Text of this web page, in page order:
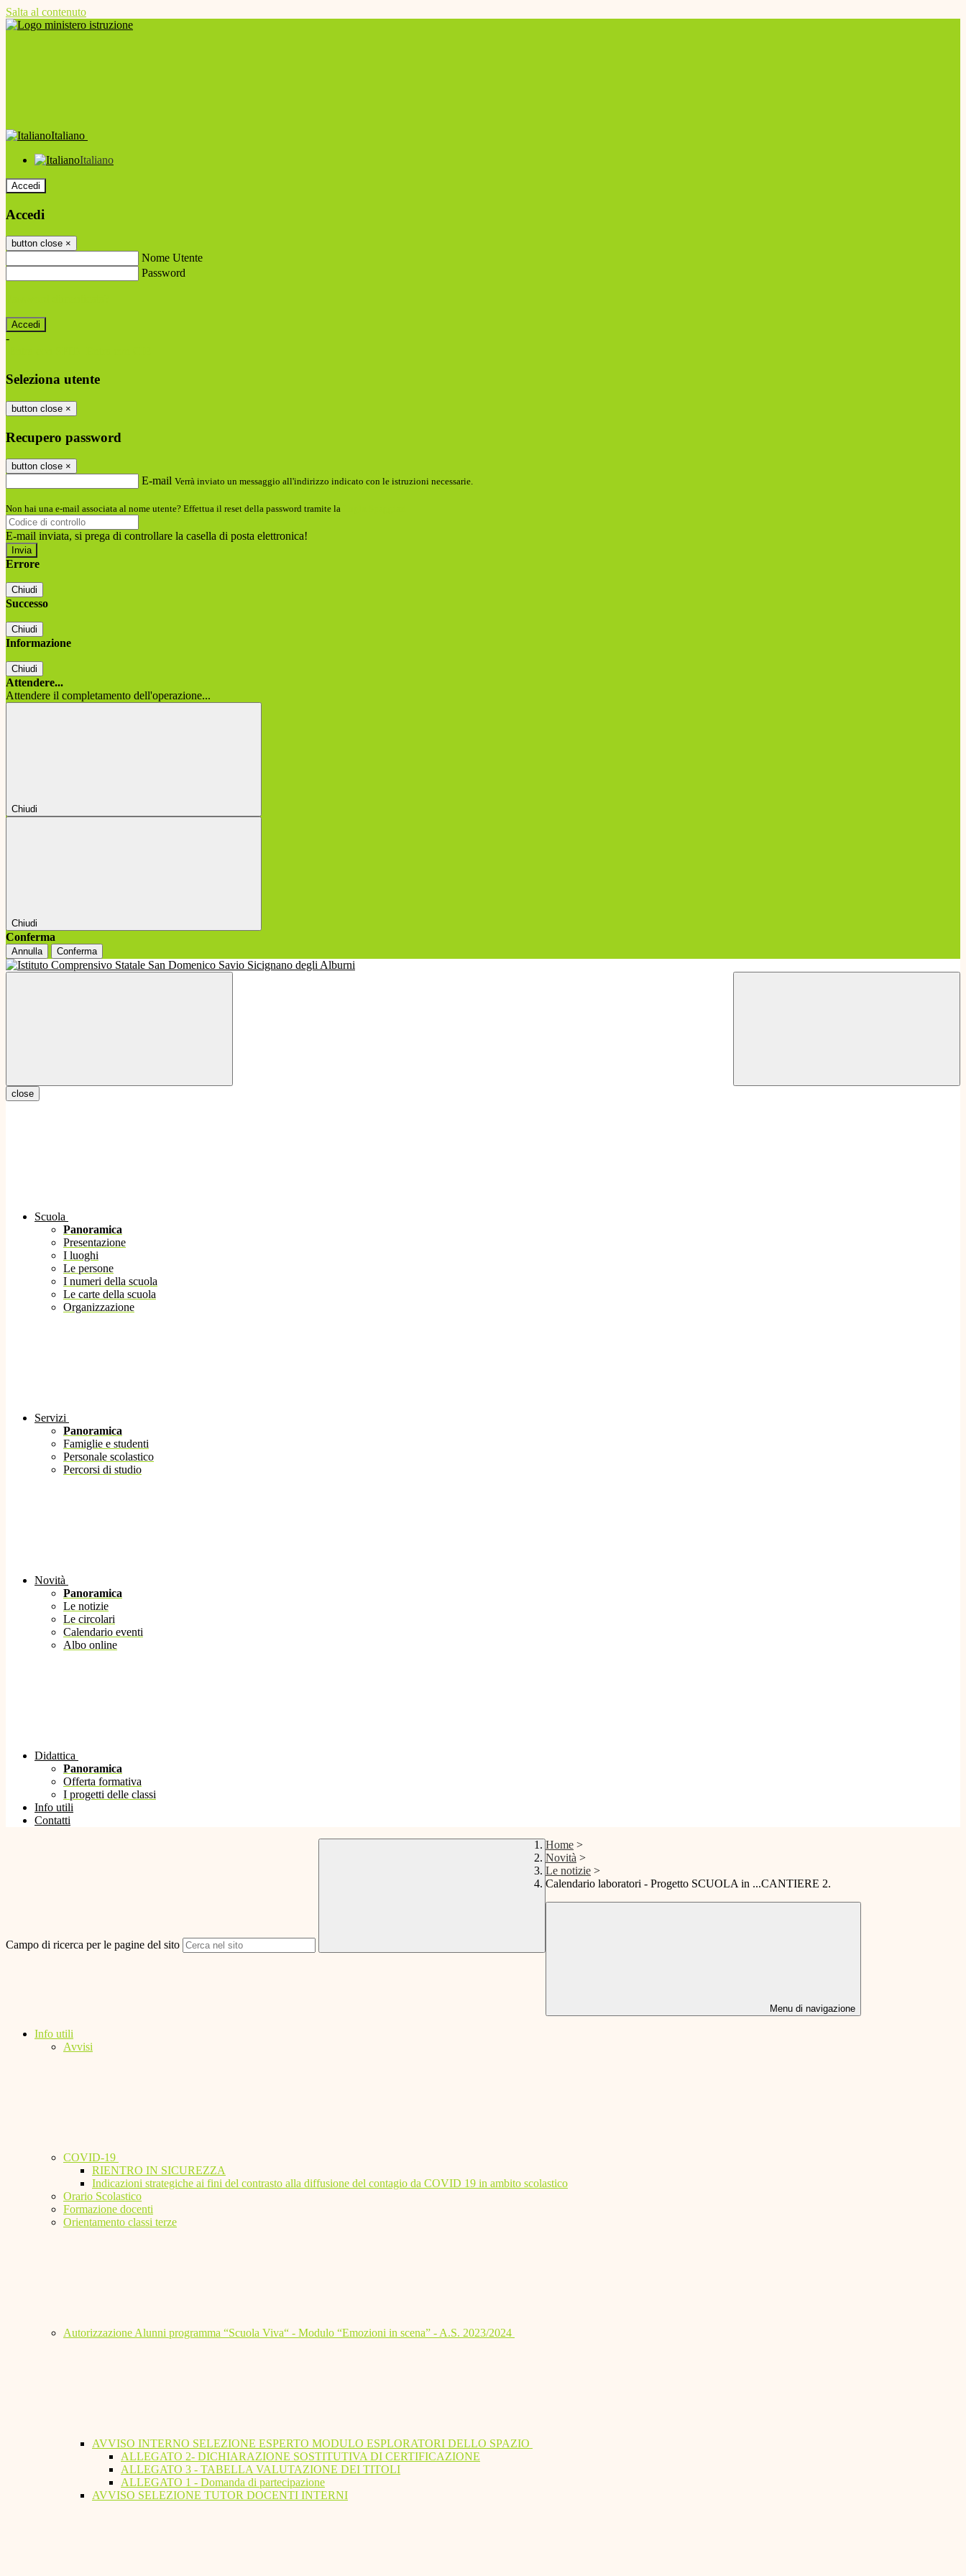
Salta al contenuto
Italiano
Italiano
Accedi
Accedi
button close ×
Nome Utente
Password
-
Seleziona utente
button close ×
Recupero password
button close ×
E-mail Verrà inviato un messaggio all'indirizzo indicato con le istruzioni necessarie.
Non hai una e-mail associata al nome utente? Effettua il reset della password tramite la
E-mail inviata, si prega di controllare la casella di posta elettronica!
Errore
Chiudi
Successo
Chiudi
Informazione
Chiudi
Attendere...
Attendere il completamento dell'operazione...
Chiudi
Chiudi
Conferma
Annulla Conferma
close
Scuola
Panoramica
Presentazione
I luoghi
Le persone
I numeri della scuola
Le carte della scuola
Organizzazione
Servizi
Panoramica
Famiglie e studenti
Personale scolastico
Percorsi di studio
Novità
Panoramica
Le notizie
Le circolari
Calendario eventi
Albo online
Didattica
Panoramica
Offerta formativa
I progetti delle classi
Info utili
Contatti
Campo di ricerca per le pagine del sito
Home >
Novità >
Le notizie >
Calendario laboratori - Progetto SCUOLA in ...CANTIERE 2.
Menu di navigazione
Info utili
Avvisi
COVID-19
RIENTRO IN SICUREZZA
Indicazioni strategiche ai fini del contrasto alla diffusione del contagio da COVID 19 in ambito scolastico
Orario Scolastico
Formazione docenti
Orientamento classi terze
Autorizzazione Alunni programma “Scuola Viva“ - Modulo “Emozioni in scena” - A.S. 2023/2024
AVVISO INTERNO SELEZIONE ESPERTO MODULO ESPLORATORI DELLO SPAZIO
ALLEGATO 2- DICHIARAZIONE SOSTITUTIVA DI CERTIFICAZIONE
ALLEGATO 3 - TABELLA VALUTAZIONE DEI TITOLI
ALLEGATO 1 - Domanda di partecipazione
AVVISO SELEZIONE TUTOR DOCENTI INTERNI